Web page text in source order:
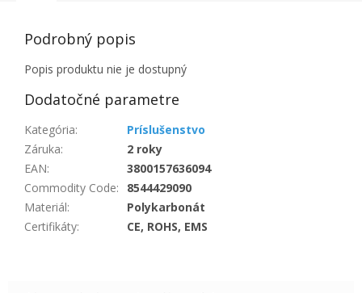
Podrobný popis
Popis produktu nie je dostupný
Dodatočné parametre
Kategória:
Príslušenstvo
Záruka:
2 roky
EAN:
3800157636094
Commodity Code:
8544429090
Materiál:
Polykarbonát
Certifikáty: CE, ROHS, EMS